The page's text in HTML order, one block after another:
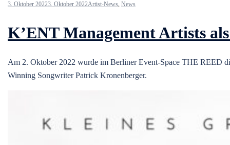
3. Oktober 20223. Oktober 2022Artist-News, News
K’ENT Management Artists
Am 2. Oktober 2022 wurde im Berliner Event-Space THE REED
Winning Songwriter Patrick Kronenberger.